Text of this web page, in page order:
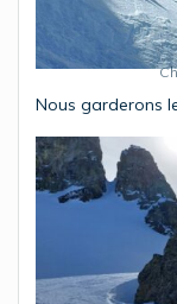
Nous garderons